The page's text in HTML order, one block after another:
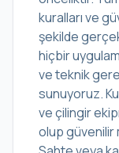
kuralları ve
şekilde
hiçbir
ve teknik
sunuyoruz.
ve çilingir
olup güvenilir